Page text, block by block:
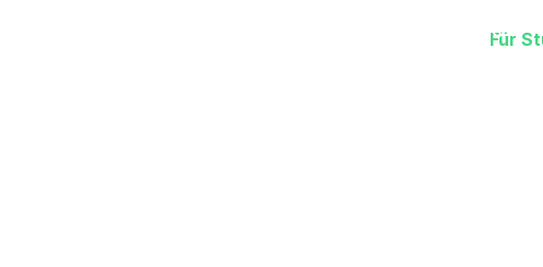
Für